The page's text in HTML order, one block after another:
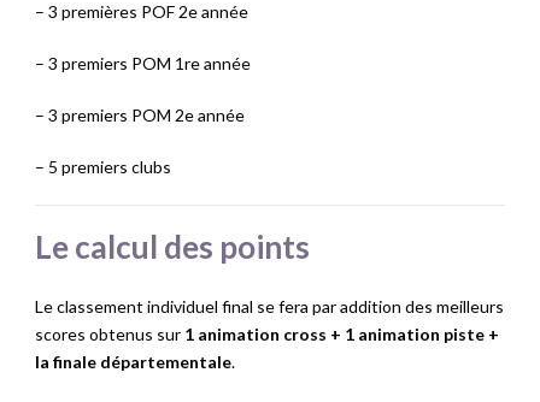
– 3 premières POF 2e année
– 3 premiers POM 1re année
– 3 premiers POM 2e année
– 5 premiers clubs
Le calcul des points
Le classement individuel final se fera par addition des meilleurs
scores obtenus sur 1 animation cross + 1 animation piste +
la finale départementale.